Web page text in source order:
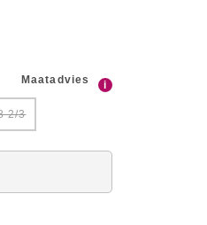
Maatadvies i
2/3